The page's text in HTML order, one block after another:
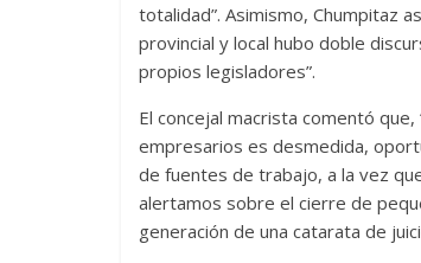
totalidad”. Asimismo, Chumpitaz
provincial y local hubo doble
propios legisladores”.
El concejal macrista comentó
empresarios es desmedida,
de fuentes de trabajo, a la vez
alertamos sobre el cierre de
generación de una catarata de